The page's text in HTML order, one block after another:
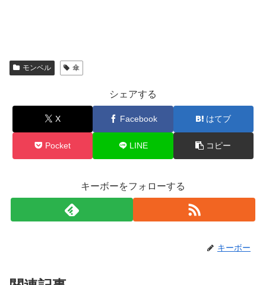
モンベル 傘
シェアする
X Facebook はてブ
Pocket LINE コピー
キーボーをフォローする
キーボー